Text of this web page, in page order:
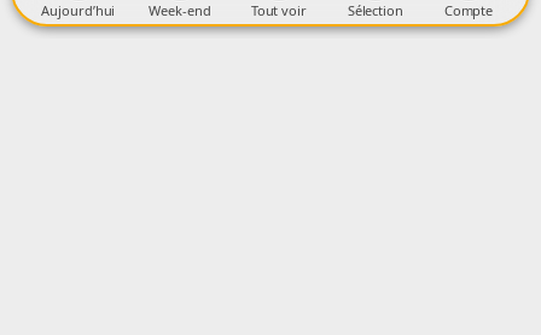
Aujourd’hui Week-end Tout voir Sélection Compte